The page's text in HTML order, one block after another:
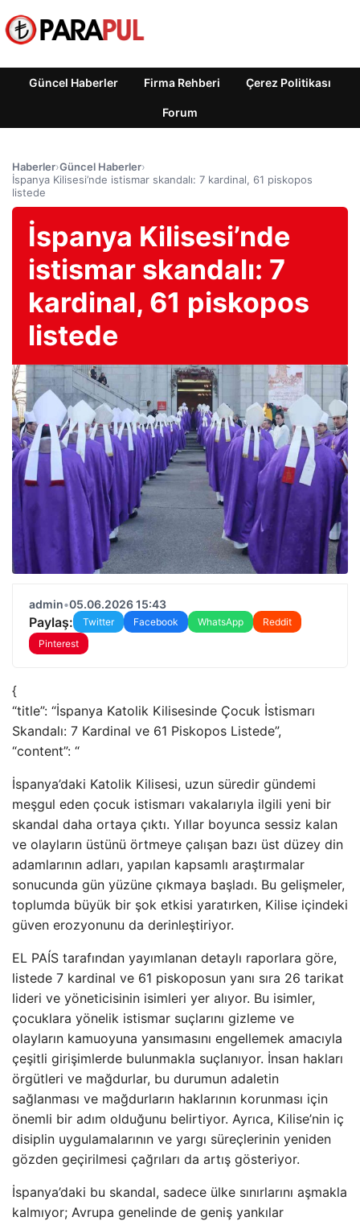
Güncel Haberler Firma Rehberi Çerez Politikası
Forum
Haberler›Güncel Haberler›
İspanya Kilisesi’nde istismar skandalı: 7 kardinal, 61 piskopos
listede
İspanya Kilisesi’nde
istismar skandalı: 7
kardinal, 61 piskopos
listede
admin•05.06.2026 15:43
Paylaş: Twitter Facebook WhatsApp
Reddit
Pinterest
{
“title”: “İspanya Katolik Kilisesinde Çocuk İstismarı
Skandalı: 7 Kardinal ve 61 Piskopos Listede”,
“content”: “
İspanya’daki Katolik Kilisesi, uzun süredir gündemi
meşgul eden çocuk istismarı vakalarıyla ilgili yeni bir
skandal daha ortaya çıktı. Yıllar boyunca sessiz kalan
ve olayların üstünü örtmeye çalışan bazı üst düzey din
adamlarının adları, yapılan kapsamlı araştırmalar
sonucunda gün yüzüne çıkmaya başladı. Bu gelişmeler,
toplumda büyük bir şok etkisi yaratırken, Kilise içindeki
güven erozyonunu da derinleştiriyor.
EL PAÍS tarafından yayımlanan detaylı raporlara göre,
listede 7 kardinal ve 61 piskoposun yanı sıra 26 tarikat
lideri ve yöneticisinin isimleri yer alıyor. Bu isimler,
çocuklara yönelik istismar suçlarını gizleme ve
olayların kamuoyuna yansımasını engellemek amacıyla
çeşitli girişimlerde bulunmakla suçlanıyor. İnsan hakları
örgütleri ve mağdurlar, bu durumun adaletin
sağlanması ve mağdurların haklarının korunması için
önemli bir adım olduğunu belirtiyor. Ayrıca, Kilise’nin iç
disiplin uygulamalarının ve yargı süreçlerinin yeniden
gözden geçirilmesi çağrıları da artış gösteriyor.
İspanya’daki bu skandal, sadece ülke sınırlarını aşmakla
kalmıyor; Avrupa genelinde de geniş yankılar